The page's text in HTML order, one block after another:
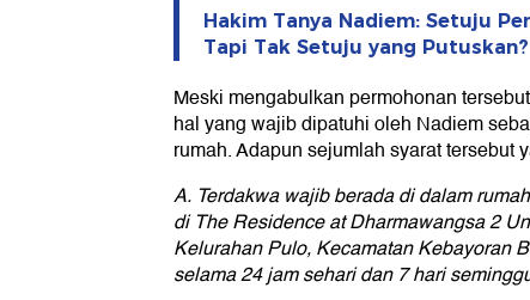
Hakim Tanya Nadiem: Setuju
Tapi Tak Setuju yang Putuskan?
Meski mengabulkan permohonan
hal yang wajib dipatuhi oleh Nadiem
rumah. Adapun sejumlah syarat tersebut
A. Terdakwa wajib berada di dalam
di The Residence at Dharmawangsa 2
Kelurahan Pulo, Kecamatan Kebayoran
selama 24 jam sehari dan 7 hari